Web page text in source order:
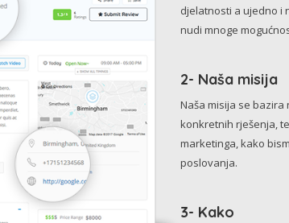
djelatnosti a ujedno i
nudi mnoge
2- Naša misija
Naša misija se
konkretnih rješenja,
marketinga, kako
poslovanja.
3- Kako